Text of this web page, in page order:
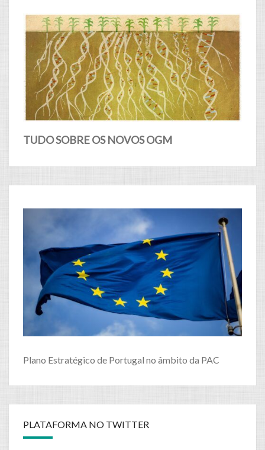
TUDO SOBRE OS NOVOS OGM
Plano Estratégico de Portugal no âmbito da PAC
PLATAFORMA NO TWITTER